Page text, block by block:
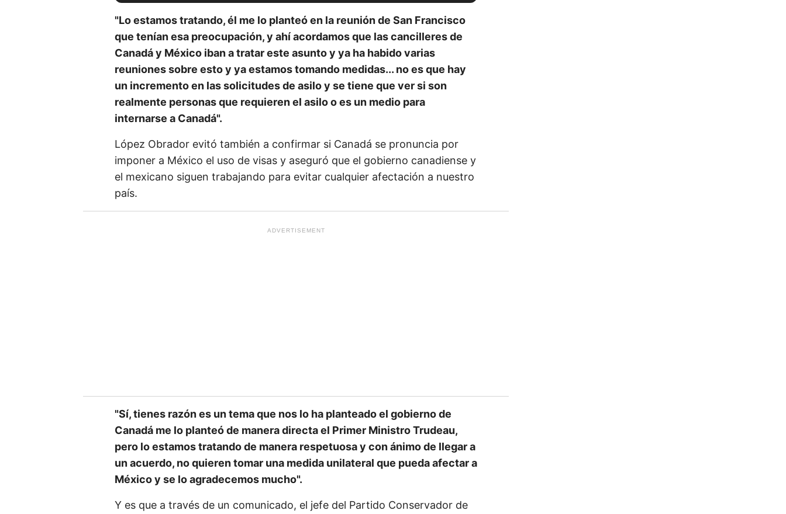
r
i
b
e
t
u
e
a
i
l
"Lo estamos tratando, él me lo planteó en la reunión de San Francisco
que tenían esa preocupación, y ahí acordamos que las cancilleres de
Canadá y México iban a tratar este asunto y ya ha habido varias
reuniones sobre esto y ya estamos tomando medidas... no es que hay
un incremento en las solicitudes de asilo y se tiene que ver si son
realmente personas que requieren el asilo o es un medio para
internarse a Canadá".
López Obrador evitó también a confirmar si Canadá se pronuncia por
imponer a México el uso de visas y aseguró que el gobierno canadiense y
el mexicano siguen trabajando para evitar cualquier afectación a nuestro
país.
"Sí, tienes razón es un tema que nos lo ha planteado el gobierno de
Canadá me lo planteó de manera directa el Primer Ministro Trudeau,
pero lo estamos tratando de manera respetuosa y con ánimo de llegar a
un acuerdo, no quieren tomar una medida unilateral que pueda afectar a
México y se lo agradecemos mucho".
Y es que a través de un comunicado, el jefe del Partido Conservador de